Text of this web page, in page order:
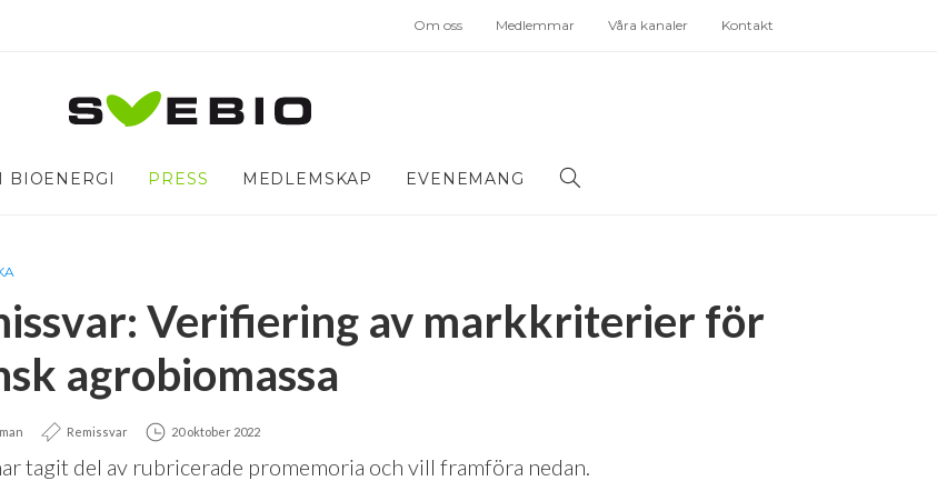
Om oss Medlemmar Våra kanaler Kontakt
BIOENERGI PRESS MEDLEMSKAP EVENEMANG
Verifiering av markkriterier för
agrobiomassa
Remissvar 20 oktober 2022
tagit del av rubricerade promemoria och vill framföra nedan.